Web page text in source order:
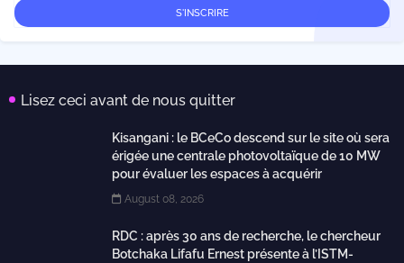
Lisez ceci avant de nous quitter
Kisangani : le BCeCo descend sur le site où sera
érigée une centrale photovoltaïque de 10 MW
pour évaluer les espaces à acquérir
August 08, 2026
RDC : après 30 ans de recherche, le chercheur
Botchaka Lifafu Ernest présente à l’ISTM-